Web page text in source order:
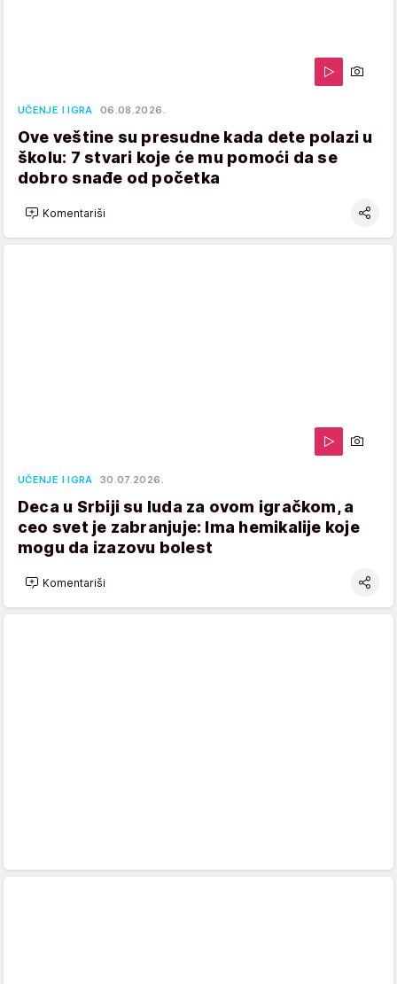
UČENJE I IGRA 06.08.2026.
Ove veštine su presudne kada dete polazi u
školu: 7 stvari koje će mu pomoći da se
dobro snađe od početka
Komentariši
UČENJE I IGRA 30.07.2026.
Deca u Srbiji su luda za ovom igračkom, a
ceo svet je zabranjuje: Ima hemikalije koje
mogu da izazovu bolest
Komentariši